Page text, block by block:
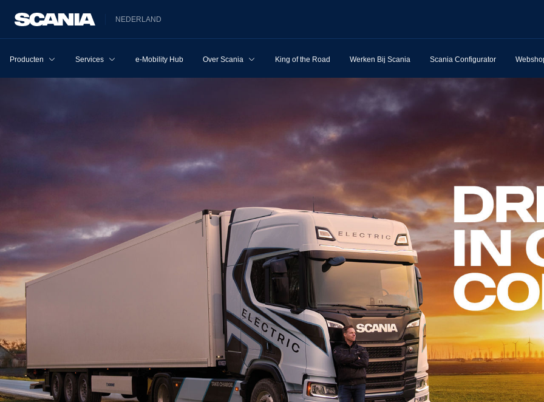
NEDERLAND
Producten Services e-Mobility Hub Over Scania King of the Road Werken Bij Scania Scania Configurator